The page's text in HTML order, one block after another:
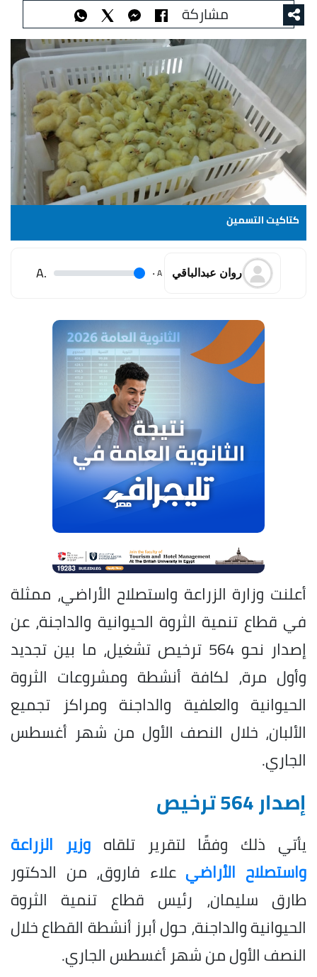
مشاركة
كتاكيت التسمين
روان عبدالباقي A
.
.A
أعلنت وزارة الزراعة واستصلاح الأراضي، ممثلة
في قطاع تنمية الثروة الحيوانية والداجنة، عن
إصدار نحو 564 ترخيص تشغيل، ما بين تجديد
وأول مرة، لكافة أنشطة ومشروعات الثروة
الحيوانية والعلفية والداجنة ومراكز تجميع
الألبان، خلال النصف الأول من شهر أغسطس
الجاري.
إصدار 564 ترخيص
يأتي ذلك وفقًا لتقرير تلقاهوزير الزراعة
واستصلاح الأراضي علاء فاروق، من الدكتور
طارق سليمان، رئيس قطاع تنمية الثروة
الحيوانية والداجنة، حول أبرز أنشطة القطاع خلال
النصف الأول من شهر أغسطس الجاري.